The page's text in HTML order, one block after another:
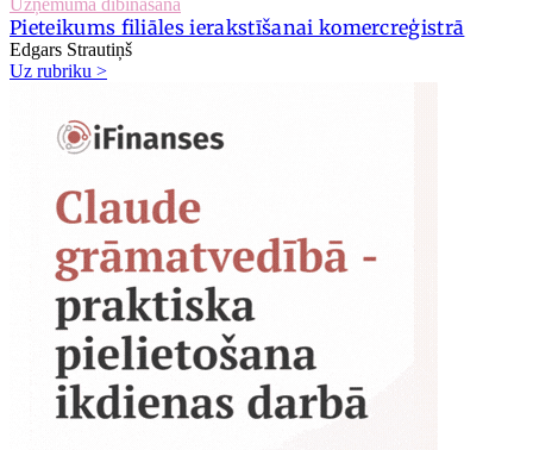
Pieteikums filiāles ierakstīšanai komercreģistrā
Edgars Strautiņš
Uz rubriku >